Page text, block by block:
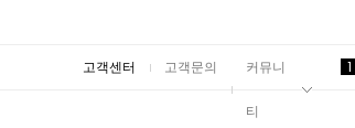
고객센터 고객문의 커뮤니
티
1